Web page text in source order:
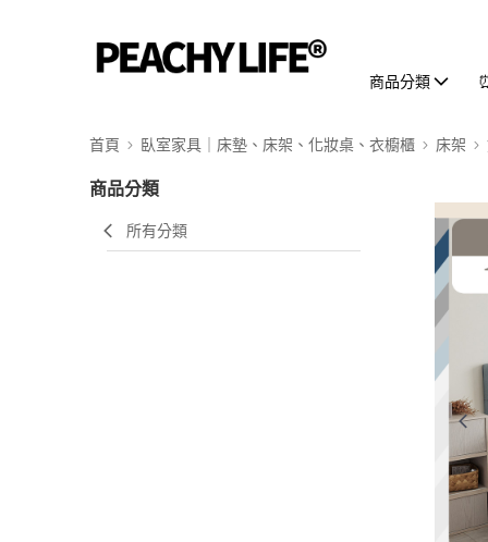
商品分類
首頁 臥室家具｜床墊、床架、化妝桌、衣櫥櫃 床架
商品分類
所有分類